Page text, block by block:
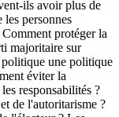
ils avoir plus de
personnes
protéger la
majoritaire sur
une politique
éviter la
responsabilités ?
de l'autoritarisme ?